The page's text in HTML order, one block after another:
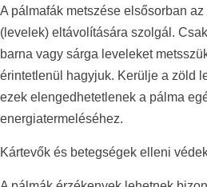
A pálmafák metszése elsősorban
(levelek) eltávolítására szolgál.
barna vagy sárga leveleket
érintetlenül hagyjuk. Kerülje a zöld
ezek elengedhetetlenek a pálma
energiatermeléséhez.
Kártevők és betegségek elleni